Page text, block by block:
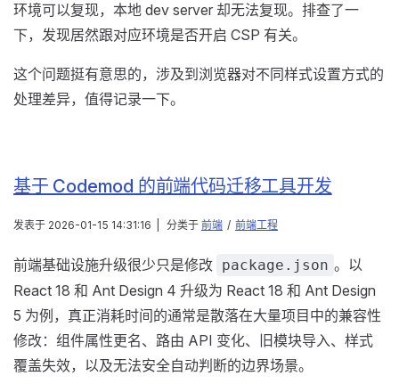
环境可以复现，本地 dev server 却无法复现。排查了一
下，发现居然跟对应环境是否开启 CSP 有关。
这个问题挺有意思的，涉及到浏览器对不同样式设置方式的
处理差异，值得记录一下。
基于 Codemod 的前端代码迁移工具开发
发表于 2026-01-15 14:31:16 分类于 前端 / 前端工程
前端基础设施升级很少只是修改 package.json 。以
React 18 和 Ant Design 4 升级为 React 18 和 Ant Design
5 为例，真正消耗时间的通常是散落在大量项目中的兼容性
修改：组件属性更名、路由 API 变化、旧模块导入、样式
覆盖失效，以及无法安全自动判断的边界场景。